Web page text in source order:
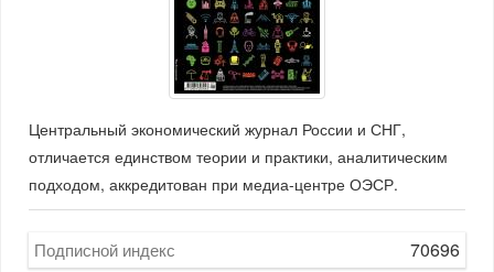
Центральный экономический журнал России и СНГ,
отличается единством теории и практики, аналитическим
подходом, аккредитован при медиа-центре ОЭСР.
Подписной индекс 70696